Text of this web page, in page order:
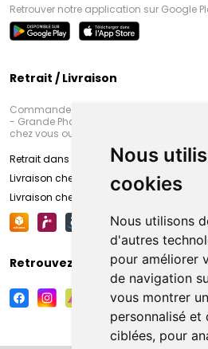
Nous
cookies
Nous utilisons
d'autres
pour améliorer
de navigation
vous montrer
personnalisé et
ciblées, pour
Retrouver notre application sur Google
Retrait / Livraison
Commandez en ligne et venez chercher
- Grande Pharmacie d’Amiens
chez vous ou en point retrait
Retrait dans la pharmacie d’Amiens
Livraison chez vous
Livraison chez votre commerçant
Retrouvez-nous sur vos